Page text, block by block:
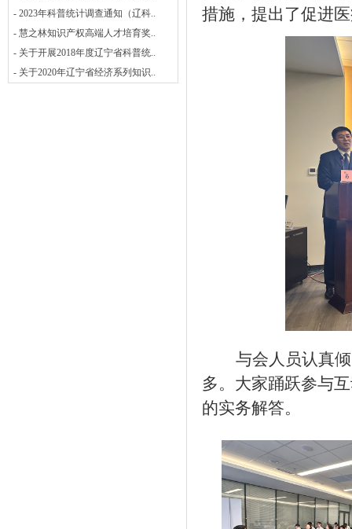
- 2023年科普统计调查通知（辽科..
- 慧之林知识产权高端人才培育奖..
- 关于开展2018年度辽宁省科普统..
- 关于2020年辽宁省经济系列知识..
措施，提出了促进
与会人员认真
多。大家踊跃参与
的实务解答。